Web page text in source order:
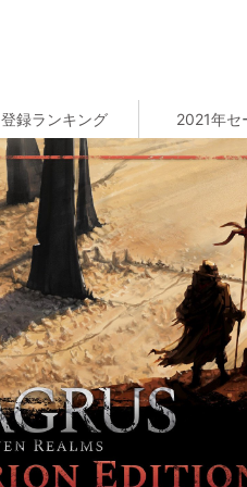
登録ランキング 2021年セ